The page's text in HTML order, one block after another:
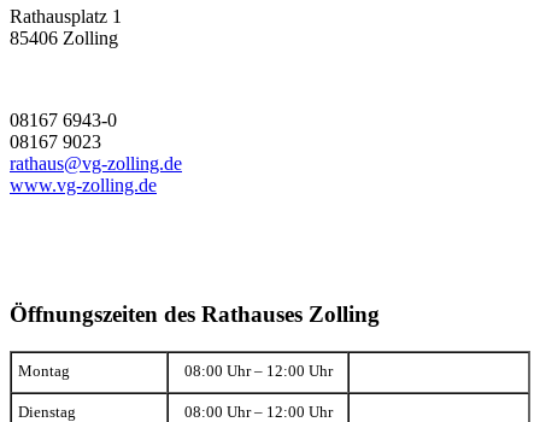
Rathausplatz 1
85406 Zolling
08167 6943-0
08167 9023
rathaus@vg-zolling.de
www.vg-zolling.de
Öffnungszeiten des Rathauses Zolling
Montag 08:00 Uhr – 12:00 Uhr
Dienstag 08:00 Uhr – 12:00 Uhr